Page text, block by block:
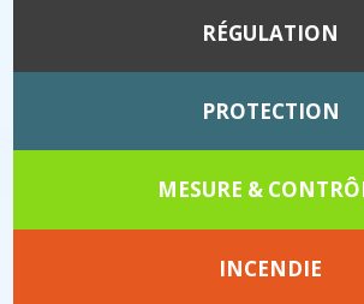
RÉGULATION
PROTECTION
MESURE &
INCENDIE